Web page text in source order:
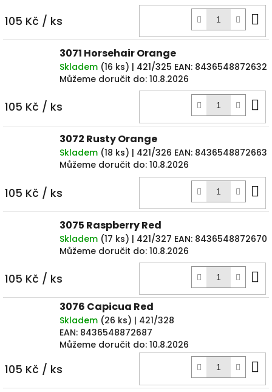
105 Kč / ks
3071 Horsehair Orange
Skladem (16 ks) | 421/325 EAN: 8436548872632
Můžeme doručit do: 10.8.2026
105 Kč / ks
3072 Rusty Orange
Skladem (18 ks) | 421/326 EAN: 8436548872663
Můžeme doručit do: 10.8.2026
105 Kč / ks
3075 Raspberry Red
Skladem (17 ks) | 421/327 EAN: 8436548872670
Můžeme doručit do: 10.8.2026
105 Kč / ks
3076 Capicua Red
Skladem (26 ks) | 421/328
EAN: 8436548872687
Můžeme doručit do: 10.8.2026
105 Kč / ks